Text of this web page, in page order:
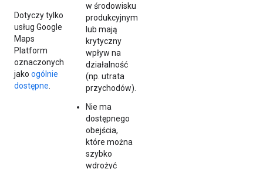
Dotyczy tylko
usług Google
Maps
Platform
oznaczonych
jako ogólnie
dostępne
w środowisku
produkcyjnym
lub mają
krytyczny
wpływ na
działalność
(np. utrata
przychodów).
Nie ma
dostępnego
obejścia,
które można
szybko
wdrożyć